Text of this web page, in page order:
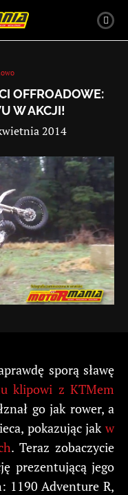
OFFROADOWE:
W AKCJI!
2014
sporą sławę
klipowi z KTMem
go jak rower, a
pokazując jak w
. Teraz zobaczycie
prezentującą jego
1190 Adventure R,